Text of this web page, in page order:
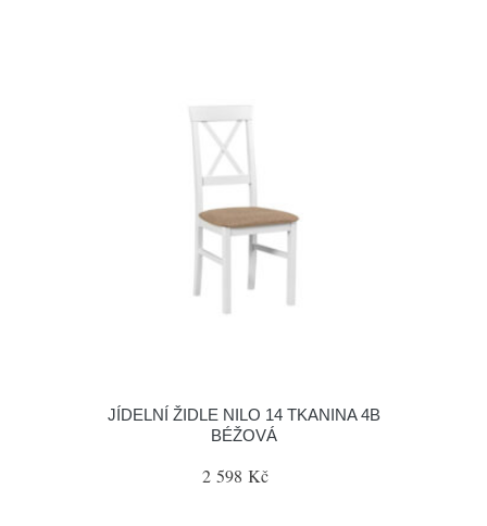
JÍDELNÍ ŽIDLE NILO 14 TKANINA 4B
BÉŽOVÁ
2 598 Kč